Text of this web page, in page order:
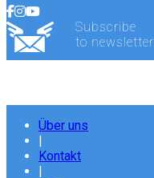
Subscribe
to newsletter
Über uns
Kontakt